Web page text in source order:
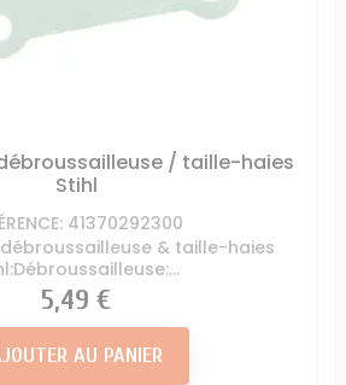
/ taille-haies
Stihl
41370292300
& taille-haies
Prix
5,49 €
AU PANIER